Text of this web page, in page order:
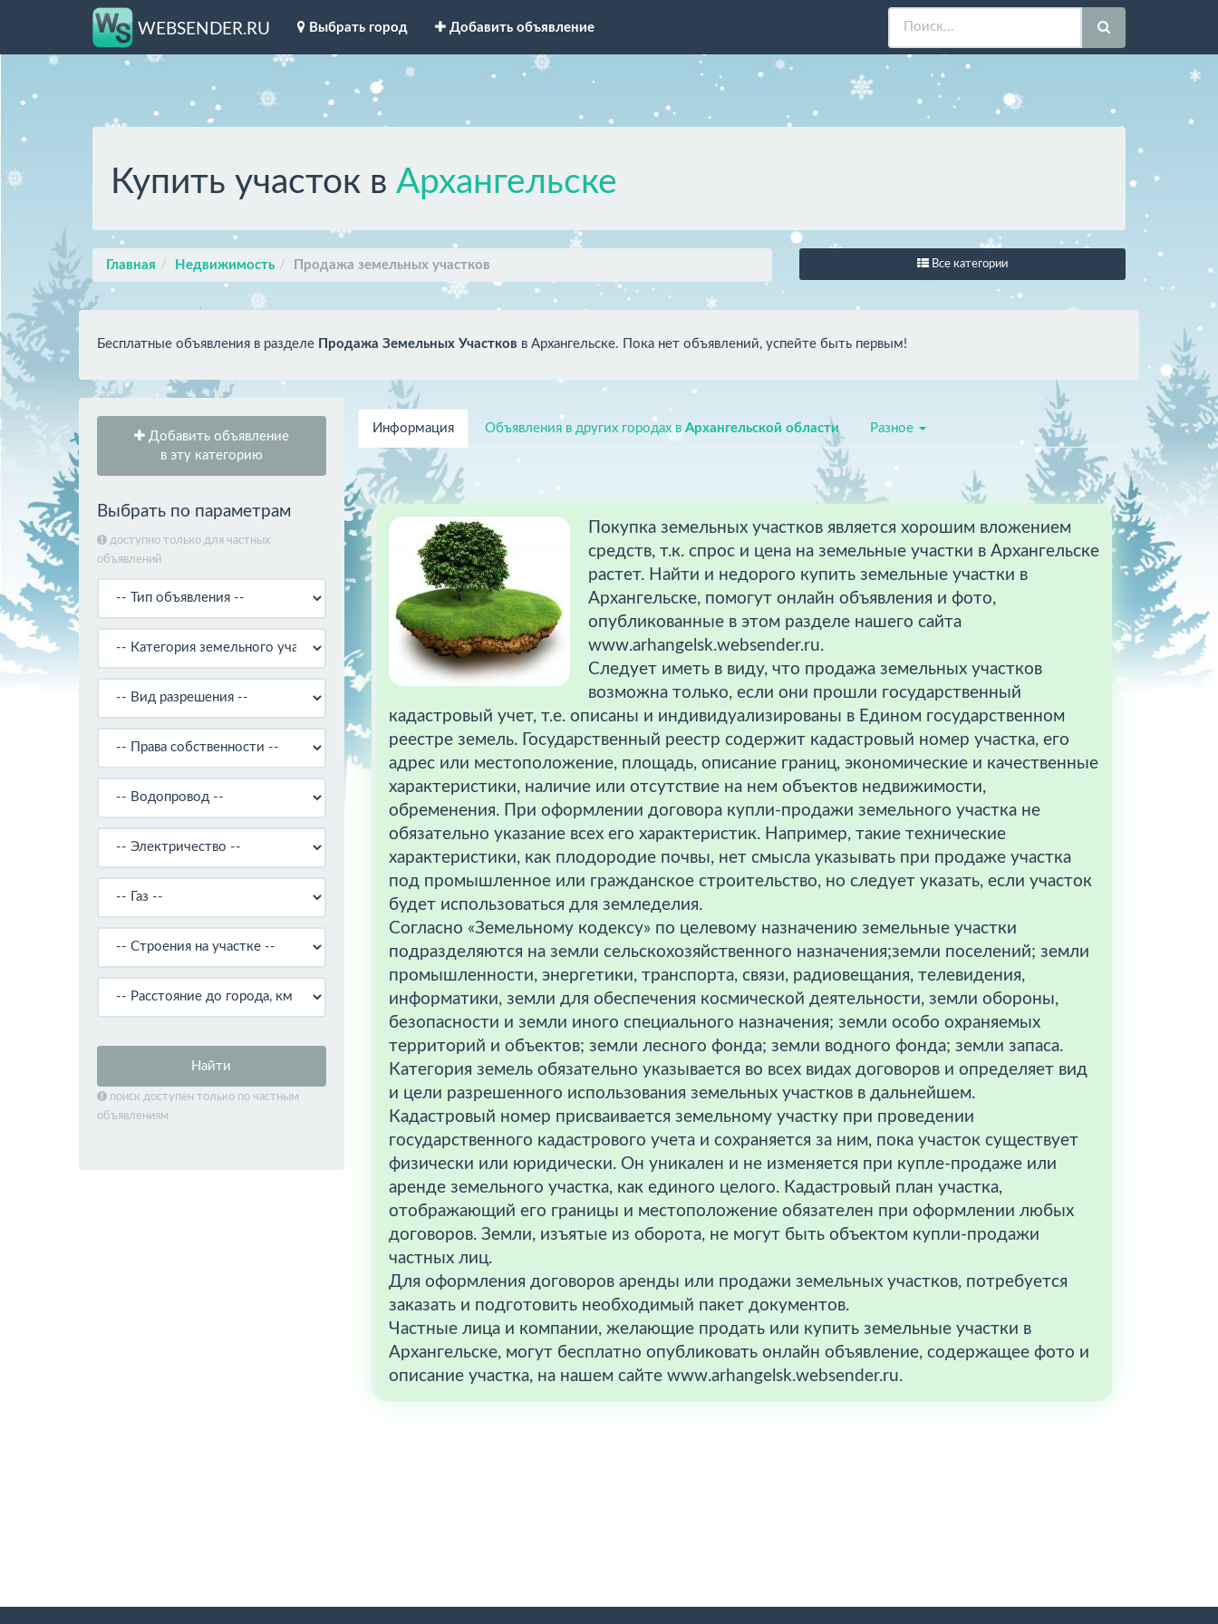
WEBSENDER.RU Выбрать город Добавить объявление
Купить участок в Архангельске
Главная Недвижимость Продажа земельных участков Все категории
Бесплатные объявления в разделе Продажа Земельных Участков в Архангельске. Пока нет объявлений, успейте быть первым!
Добавить объявление
в эту категорию
Выбрать по параметрам
доступно только для частных
объявлений
Найти
поиск доступен только по частным
объявлениям
Информация Объявления в других городах в Архангельской области Разное
Покупка земельных участков является хорошим вложением
средств, т.к. спрос и цена на земельные участки в Архангельске
растет. Найти и недорого купить земельные участки в
Архангельске, помогут онлайн объявления и фото,
опубликованные в этом разделе нашего сайта
www.arhangelsk.websender.ru.
Следует иметь в виду, что продажа земельных участков
возможна только, если они прошли государственный
кадастровый учет, т.е. описаны и индивидуализированы в Едином государственном
реестре земель. Государственный реестр содержит кадастровый номер участка, его
адрес или местоположение, площадь, описание границ, экономические и качественные
характеристики, наличие или отсутствие на нем объектов недвижимости,
обременения. При оформлении договора купли-продажи земельного участка не
обязательно указание всех его характеристик. Например, такие технические
характеристики, как плодородие почвы, нет смысла указывать при продаже участка
под промышленное или гражданское строительство, но следует указать, если участок
будет использоваться для земледелия.
Согласно «Земельному кодексу» по целевому назначению земельные участки
подразделяются на земли сельскохозяйственного назначения;земли поселений; земли
промышленности, энергетики, транспорта, связи, радиовещания, телевидения,
информатики, земли для обеспечения космической деятельности, земли обороны,
безопасности и земли иного специального назначения; земли особо охраняемых
территорий и объектов; земли лесного фонда; земли водного фонда; земли запаса.
Категория земель обязательно указывается во всех видах договоров и определяет вид
и цели разрешенного использования земельных участков в дальнейшем.
Кадастровый номер присваивается земельному участку при проведении
государственного кадастрового учета и сохраняется за ним, пока участок существует
физически или юридически. Он уникален и не изменяется при купле-продаже или
аренде земельного участка, как единого целого. Кадастровый план участка,
отображающий его границы и местоположение обязателен при оформлении любых
договоров. Земли, изъятые из оборота, не могут быть объектом купли-продажи
частных лиц.
Для оформления договоров аренды или продажи земельных участков, потребуется
заказать и подготовить необходимый пакет документов.
Частные лица и компании, желающие продать или купить земельные участки в
Архангельске, могут бесплатно опубликовать онлайн объявление, содержащее фото и
описание участка, на нашем сайте www.arhangelsk.websender.ru.